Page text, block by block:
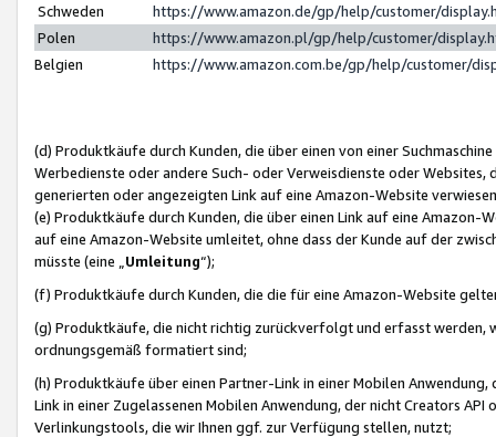
Schweden
https://www.amazon.de/gp/help/customer/
Polen
https://www.amazon.pl/gp/help/customer/
Belgien
https://www.amazon.com.be/gp/help/customer/
(d) Produktkäufe durch Kunden, die über einen von einer
Werbedienste oder andere Such- oder Verweisdienste oder Websites,
generierten oder angezeigten Link auf eine Amazon-Website
(e) Produktkäufe durch Kunden, die über einen Link auf eine
auf eine Amazon-Website umleitet, ohne dass der Kunde auf der
müsste (eine „ Umleitung“);
(f) Produktkäufe durch Kunden, die die für eine Amazon-Website
(g) Produktkäufe, die nicht richtig zurückverfolgt und erfasst werden,
ordnungsgemäß formatiert sind;
(h) Produktkäufe über einen Partner-Link in einer Mobilen
Link in einer Zugelassenen Mobilen Anwendung, der nicht Creators
Verlinkungstools, die wir Ihnen ggf. zur Verfügung stellen, nutzt;